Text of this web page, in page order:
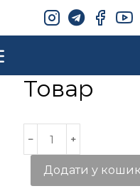
Товар
Додати у